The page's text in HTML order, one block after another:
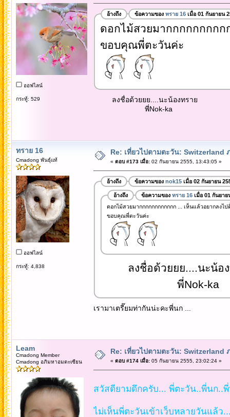
ออฟไลน์
กระทู้: 529
อ้างถึง ข้อความของ ทราย 16เมื่อ 01 กันยายน
ดอกไม้สวยมากกกกกกกกก
ขอบคุณพี่ตะวันค่ะ
ลงชื่อด้วยยย....นะน้องทราย
พี่Nok-ka
ทราย 16
Cmadong พันธุ์แท้
ออฟไลน์
กระทู้: 4,838
Re: เที่ยวไปตามตะวัน: Switzerland
« ตอบ #173 เมื่อ:02 กันยายน 2555, 13:43:05 »
อ้างถึง ข้อความของ nok15เมื่อ 02 กันยายน
อ้างถึง ข้อความของ ทราย 16เมื่อ 01 กันยาย
ดอกไม้สวยมากกกกกกกกกกกก ... เห็นแล้วอยากลงไ
ขอบคุณพี่ตะวันค่ะ
ลงชื่อด้วยยย....นะน้อง
พี่Nok-ka
เรามาเตรี๊ยมท่ากันน่ะคะพี่นก ...
Leam
Cmadong Member
Cmadong อภิมหาอมตะเซียน
Re: เที่ยวไปตามตะวัน: Switzerland
« ตอบ #174 เมื่อ:05 กันยายน 2555, 23:02:24 »
สวัสดียามดึกครับ... พี่ตะวัน..พี่นก..
ไม่เห็นพี่ตะวันเข้าเว็บหลายวันแล้ว